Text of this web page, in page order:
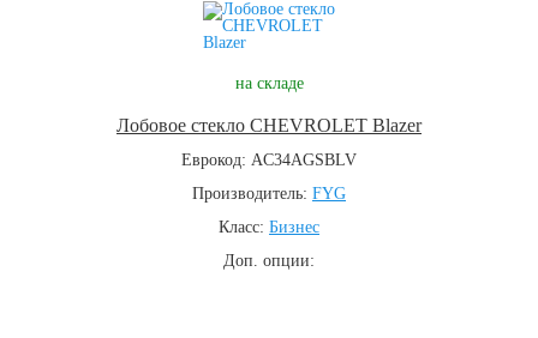
на складе
Лобовое стекло CHEVROLET Blazer
Еврокод: AC34AGSBLV
Производитель: FYG
Класс: Бизнес
Доп. опции: